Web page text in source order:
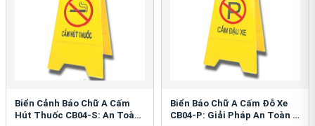
Biển Cảnh Báo Chữ A Cấm
Hút Thuốc CB04-S: An Toàn
Biển Báo Chữ A Cấm Đỗ Xe
CB04-P: Giải Pháp An Toàn &